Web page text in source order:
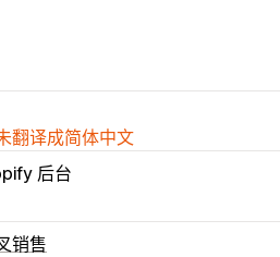
翻译成简体中文
后台
销售